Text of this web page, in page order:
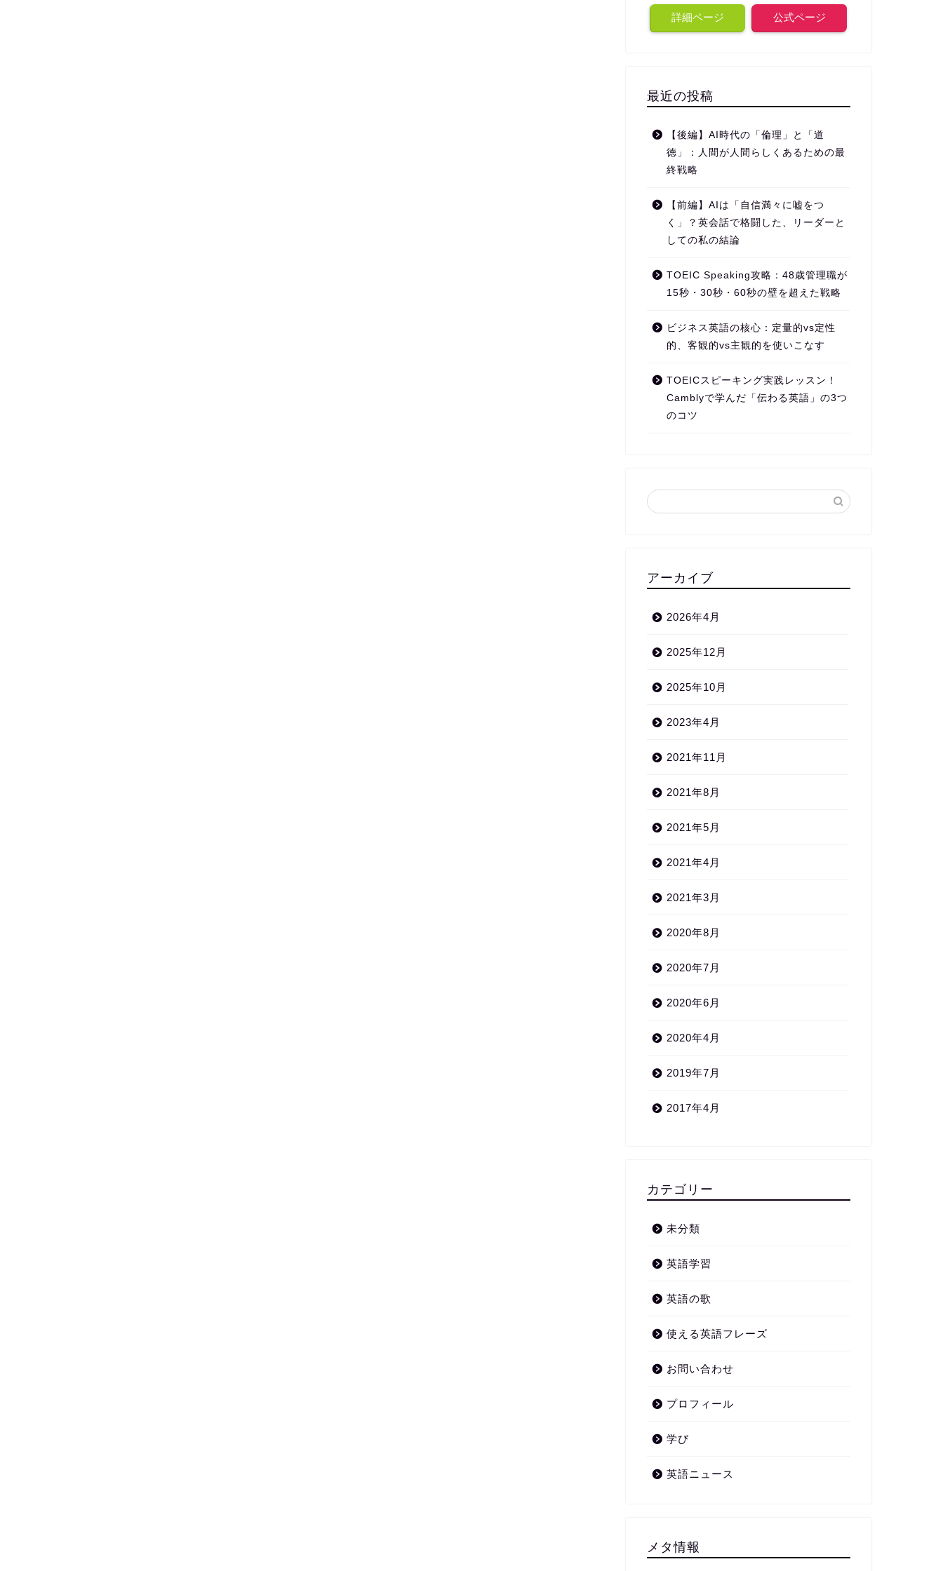
詳細ページ 公式ページ
最近の投稿
【後編】AI時代の「倫理」と「道
徳」：人間が人間らしくあるための最
終戦略
【前編】AIは「自信満々に嘘をつ
く」？英会話で格闘した、リーダーと
しての私の結論
TOEIC Speaking攻略：48歳管理職が
15秒・30秒・60秒の壁を超えた戦略
ビジネス英語の核心：定量的vs定性
的、客観的vs主観的を使いこなす
TOEICスピーキング実践レッスン！
Camblyで学んだ「伝わる英語」の3つ
のコツ
アーカイブ
2026年4月
2025年12月
2025年10月
2023年4月
2021年11月
2021年8月
2021年5月
2021年4月
2021年3月
2020年8月
2020年7月
2020年6月
2020年4月
2019年7月
2017年4月
カテゴリー
未分類
英語学習
英語の歌
使える英語フレーズ
お問い合わせ
プロフィール
学び
英語ニュース
メタ情報